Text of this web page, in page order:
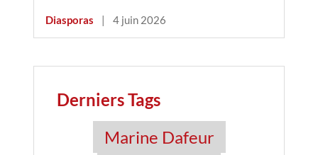
Diasporas | 4 juin 2026
Derniers Tags
Marine Dafeur